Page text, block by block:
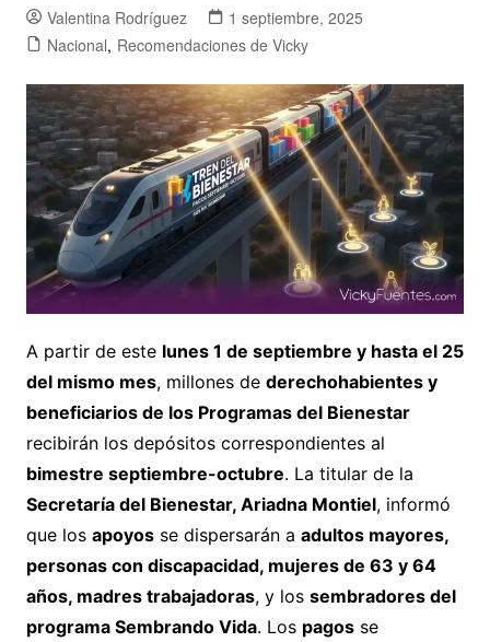
Valentina Rodríguez
1 septiembre, 2025
Nacional, Recomendaciones de Vicky
A partir de este lunes 1 de septiembre y hasta el 25
del mismo mes, millones de derechohabientes y
beneficiarios de los Programas del Bienestar
recibirán los depósitos correspondientes al
bimestre septiembre-octubre. La titular de la
Secretaría del Bienestar, Ariadna Montiel, informó
que los apoyosse dispersarán a adultos mayores,
personas con discapacidad, mujeres de 63 y 64
años, madres trabajadoras, y los sembradores del
programa Sembrando Vida. Los pagosse